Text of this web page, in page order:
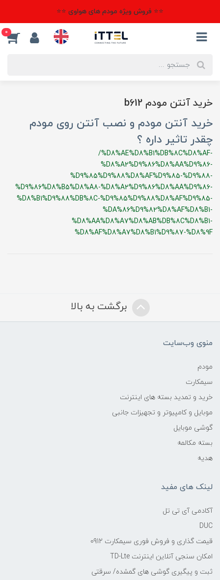
⭐⭐ فروش ویژه مودم های هواوی ⭐⭐
0
خرید آنتن مودم b612
خرید آنتن مودم و نصب آنتن روی مودم
چقدر تاثیر داره ؟
/%D8%AE%D8%B1%DB%8C%D8%AF-
%D8%A2%D9%86%D8%AA%D9%86-
%D9%85%D9%88%D8%AF%D9%85-%D9%88-
%D9%86%D8%B5%D8%A8-%D8%A2%D9%86%D8%AA%D9%86-
%D8%B1%D9%88%DB%8C-%D9%85%D9%88%D8%AF%D9%85-
%DA%86%D9%82%D8%AF%D8%B1-
%D8%AA%D8%A7%D8%AB%DB%8C%D8%B1-
%D8%AF%D8%A7%D8%B1%D9%87-%D8%9F
برگشت به بالا
منوی وب‌سایت
مودم
سیمکارت
خرید و تمدید بسته های اینترنت
موبایل و کامپیوتر و تجهیزات جانبی
گوشی موبایل
بسته مکالمه
هدیه
لینک های مفید
آکادمی آی تی تل
DUC
قیمت گذاری و فروش فوری سیمکارت 0912
امکان سنجی آنلاین اینترنت TD-Lte
ثبت و پیگیری گوشی های گمشده/ سرقتی